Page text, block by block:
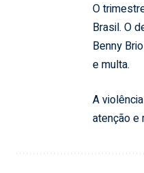
O
Brasil. O
Benny
e multa.
A
atenção e